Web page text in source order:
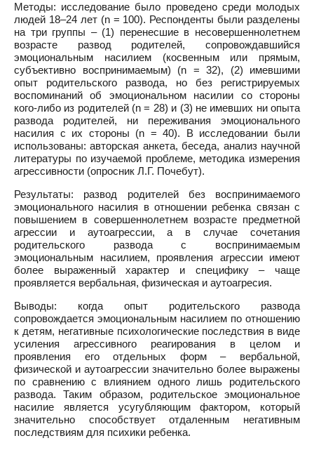
Методы: исследование было проведено среди молодых
людей 18–24 лет (n = 100). Респонденты были разделены
на три группы – (1) перенесшие в несовершеннолетнем
возрасте развод родителей, сопровождавшийся
эмоциональным насилием (косвенным или прямым,
субъективно воспринимаемым) (n = 32), (2) имевшими
опыт родительского развода, но без регистрируемых
воспоминаний об эмоциональном насилии со стороны
кого-либо из родителей (n = 28) и (3) не имевших ни опыта
развода родителей, ни переживания эмоционального
насилия с их стороны (n = 40). В исследовании были
использованы: авторская анкета, беседа, анализ научной
литературы по изучаемой проблеме, методика измерения
агрессивности (опросник Л.Г. Почебут).
Результаты: развод родителей без воспринимаемого
эмоционального насилия в отношении ребенка связан с
повышением в совершеннолетнем возрасте предметной
агрессии и аутоагрессии, а в случае сочетания
родительского развода с воспринимаемым
эмоциональным насилием, проявления агрессии имеют
более выраженный характер и специфику – чаще
проявляется вербальная, физическая и аутоагресия.
Выводы: когда опыт родительского развода
сопровождается эмоциональным насилием по отношению
к детям, негативные психологические последствия в виде
усиления агрессивного реагирования в целом и
проявления его отдельных форм – вербальной,
физической и аутоагрессии значительно более выражены
по сравнению с влиянием одного лишь родительского
развода. Таким образом, родительское эмоциональное
насилие является усугубляющим фактором, который
значительно способствует отдаленным негативным
последствиям для психики ребенка.